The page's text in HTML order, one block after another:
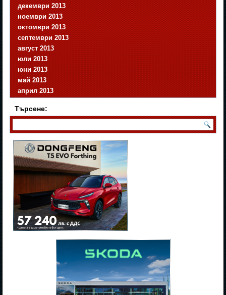
декември 2013
ноември 2013
октомври 2013
септември 2013
август 2013
юли 2013
юни 2013
май 2013
април 2013
Търсене: